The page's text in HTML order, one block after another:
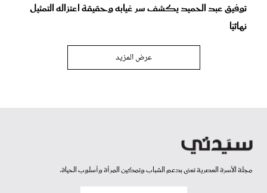
توفيق عبد الحميد يكشف سر غيابه وحقيقة اعتزاله التمثيل
نهائيًا
عرض المزيد
مجلة الأسرة العصرية تعنى بدعم الشباب وتمكين المرأة وأسلوب الحياة.